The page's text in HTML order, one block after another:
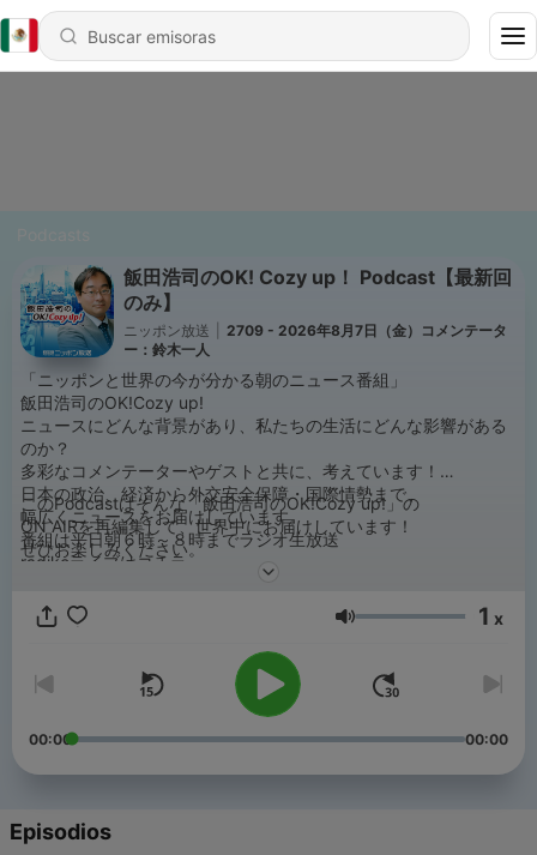
飯田浩司のOK! Cozy up！ Podcast【最新回
のみ】
ニッポン放送
2709 - 2026年8月7日（金）コメンテータ
ー：鈴木一人
「ニッポンと世界の今が分かる朝のニュース番組」
飯田浩司のOK!Cozy up!
ニュースにどんな背景があり、私たちの生活にどんな影響がある
のか？
多彩なコメンテーターやゲストと共に、考えています！
日本の政治、経済から外交安全保障・国際情勢まで、
幅広くニュースをお届けしています。
番組は平日朝６時～８時までラジオ生放送
radikoライブはコチラ
このPodcastはそんな「飯田浩司のOK!Cozy up!」の
ON AIRを再編集して、世界中にお届けしています！
ぜひお楽しみください。
Volumen 1 x
00:00 00:00
Episodios